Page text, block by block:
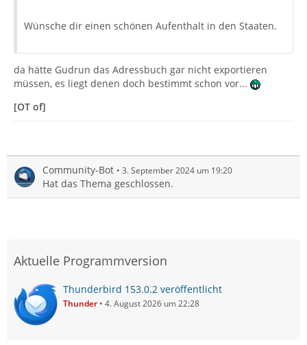
Wünsche dir einen schönen Aufenthalt in den Staaten.
da hätte Gudrun das Adressbuch gar nicht exportieren
müssen, es liegt denen doch bestimmt schon vor...
[OT of]
Community-Bot 3. September 2024 um 19:20
Hat das Thema geschlossen.
Aktuelle Programmversion
Thunderbird 153.0.2 veröffentlicht
Thunder 4. August 2026 um 22:28